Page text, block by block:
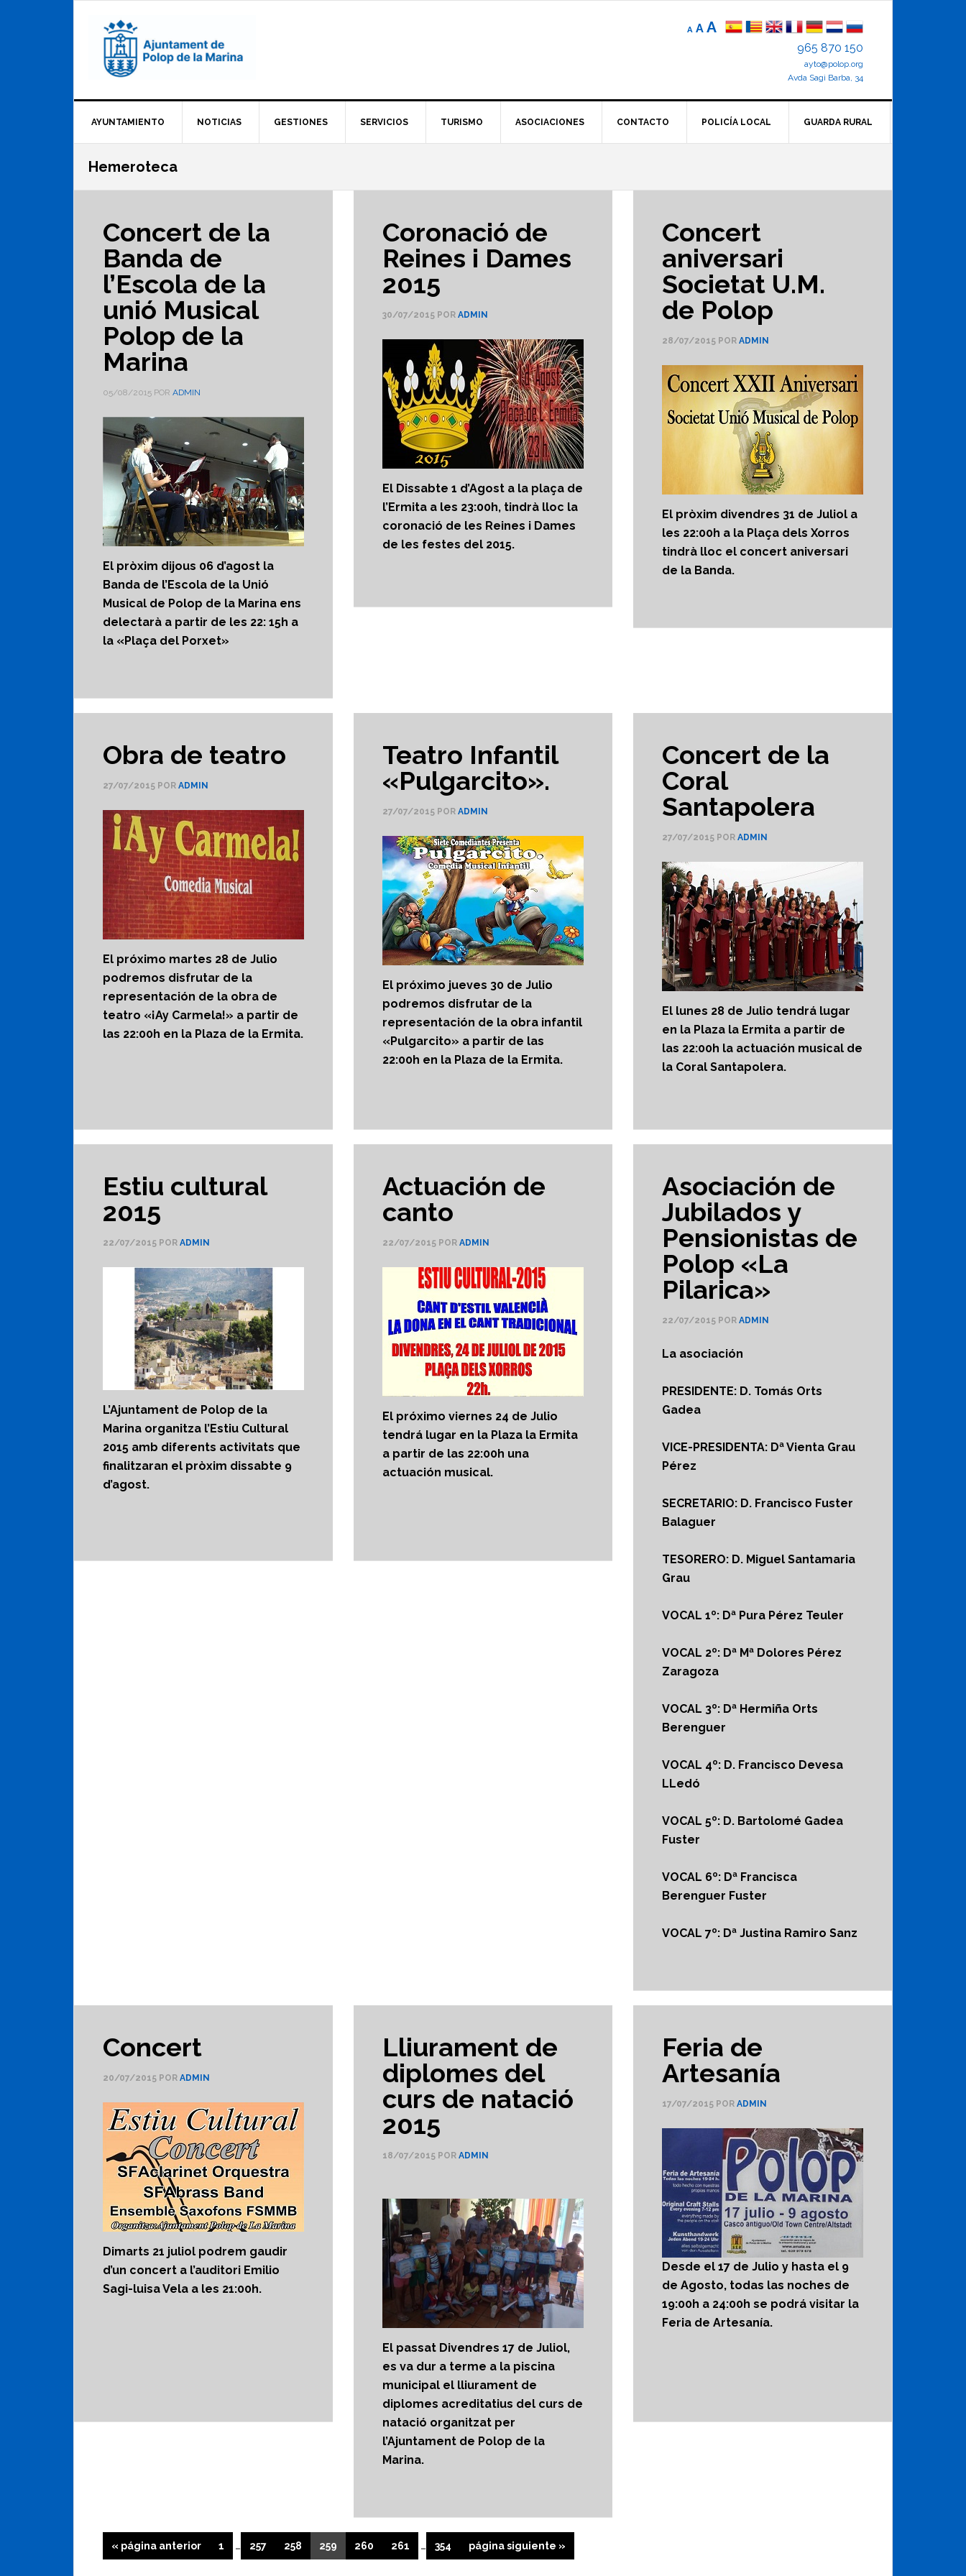
A
Reducir
elA Tamaño
AAumentar
de
letra
965 870 150
ayto@polop.org
Avda Sagi Barba, 34
AYUNTAMIENTO NOTICIAS GESTIONES SERVICIOS TURISMO ASOCIACIONES CONTACTO POLICÍA LOCAL GUARDA RURAL
Hemeroteca
Concert de la
Banda de
l’Escola de la
unió Musical
Polop de la
Marina
05/08/2015 POR ADMIN
El pròxim dijous 06 d’agost la
Banda de l’Escola de la Unió
Musical de Polop de la Marina ens
delectarà a partir de les 22: 15h a
la «Plaça del Porxet»
Coronació de
Reines i Dames
2015
30/07/2015 PORADMIN
El Dissabte 1 d’Agost a la plaça de
l’Ermita a les 23:00h, tindrà lloc la
coronació de les Reines i Dames
de les festes del 2015.
Concert
aniversari
Societat U.M.
de Polop
28/07/2015 PORADMIN
El pròxim divendres 31 de Juliol a
les 22:00h a la Plaça dels Xorros
tindrà lloc el concert aniversari
de la Banda.
Obra de teatro
27/07/2015 POR ADMIN
El próximo martes 28 de Julio
podremos disfrutar de la
representación de la obra de
teatro «¡Ay Carmela!» a partir de
las 22:00h en la Plaza de la Ermita.
Teatro Infantil
«Pulgarcito».
27/07/2015 PORADMIN
El próximo jueves 30 de Julio
podremos disfrutar de la
representación de la obra infantil
«Pulgarcito» a partir de las
22:00h en la Plaza de la Ermita.
Concert de la
Coral
Santapolera
27/07/2015 PORADMIN
El lunes 28 de Julio tendrá lugar
en la Plaza la Ermita a partir de
las 22:00h la actuación musical de
la Coral Santapolera.
Estiu cultural
2015
22/07/2015 POR ADMIN
L’Ajuntament de Polop de la
Marina organitza l’Estiu Cultural
2015 amb diferents activitats que
finalitzaran el pròxim dissabte 9
d’agost.
Actuación de
canto
22/07/2015 PORADMIN
El próximo viernes 24 de Julio
tendrá lugar en la Plaza la Ermita
a partir de las 22:00h una
actuación musical.
Asociación de
Jubilados y
Pensionistas de
Polop «La
Pilarica»
22/07/2015 PORADMIN
La asociación
PRESIDENTE: D. Tomás Orts
Gadea
VICE-PRESIDENTA: Dª Vienta Grau
Pérez
SECRETARIO: D. Francisco Fuster
Balaguer
TESORERO: D. Miguel Santamaria
Grau
VOCAL 1º: Dª Pura Pérez Teuler
VOCAL 2º: Dª Mª Dolores Pérez
Zaragoza
VOCAL 3º: Dª Hermiña Orts
Berenguer
VOCAL 4º: D. Francisco Devesa
LLedó
VOCAL 5º: D. Bartolomé Gadea
Fuster
VOCAL 6º: Dª Francisca
Berenguer Fuster
VOCAL 7º: Dª Justina Ramiro Sanz
Concert
20/07/2015 POR ADMIN
Dimarts 21 juliol podrem gaudir
d’un concert a l’auditori Emilio
Sagi-luisa Vela a les 21:00h.
Lliurament de
diplomes del
curs de natació
2015
18/07/2015 PORADMIN
El passat Divendres 17 de Juliol,
es va dur a terme a la piscina
municipal el lliurament de
diplomes acreditatius del curs de
natació organitzat per
l’Ajuntament de Polop de la
Marina.
Feria de
Artesanía
17/07/2015 PORADMIN
Desde el 17 de Julio y hasta el 9
de Agosto, todas las noches de
19:00h a 24:00h se podrá visitar la
Feria de Artesanía.
« Ir
a
página anterior Página
1 … Página
257 Página
258 Página
259 Página
260 Página
261
intermedias
… Página
354
Ir
a
página siguiente »